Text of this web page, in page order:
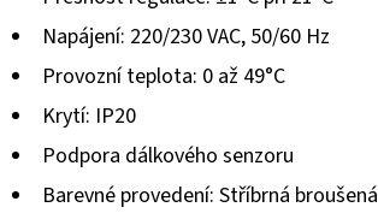
Napájení: 220/230 VAC, 50/60 Hz
Provozní teplota: 0 až 49°C
Krytí: IP20
Podpora dálkového senzoru
Barevné provedení: Stříbrná broušená